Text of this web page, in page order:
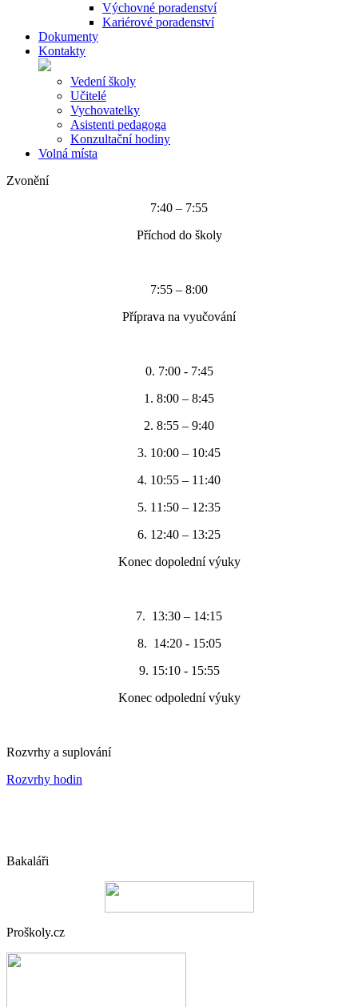
Výchovné poradenství
Kariérové poradenství
Dokumenty
Kontakty
Vedení školy
Učitelé
Vychovatelky
Asistenti pedagoga
Konzultační hodiny
Volná místa
Zvonění
7:40 – 7:55
Příchod do školy
7:55 – 8:00
Příprava na vyučování
0. 7:00 - 7:45
1. 8:00 – 8:45
2. 8:55 – 9:40
3. 10:00 – 10:45
4. 10:55 – 11:40
5. 11:50 – 12:35
6. 12:40 – 13:25
Konec dopolední výuky
7. 13:30 – 14:15
8. 14:20 - 15:05
9. 15:10 - 15:55
Konec odpolední výuky
Rozvrhy a suplování
Rozvrhy hodin
Bakaláři
Proškoly.cz